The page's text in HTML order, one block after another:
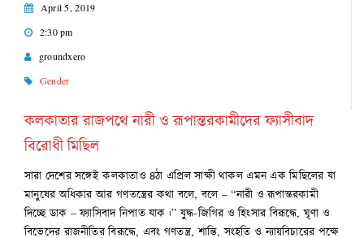
April 5, 2019
2:30 pm
groundxero
Gender
কলকাতার রাজপথে নারী ও রূপান্তরকামীদের ফ্যাসীবাদ
বিরোধী মিছিল
সারা দেশের সঙ্গেই কলকাতাও ৪ঠা এপ্রিল সাক্ষী থাকল এমন এক মিছিলের যা
মানুষের অধিকার আর গণতন্ত্রের কথা বলে, বলে – “নারী ও রূপান্তরকামী
দিচ্ছে ডাক – ফ্যাসিবাদ নিপাত যাক।” যুদ্ধ-জিগির ও হিংসার বিরূদ্ধে, ঘৃণা ও
বিভেদের রাজনীতির বিরূদ্ধে, এবং গণতন্ত্র, শান্তি, সংহতি ও ন্যায়বিচারের পক্ষে